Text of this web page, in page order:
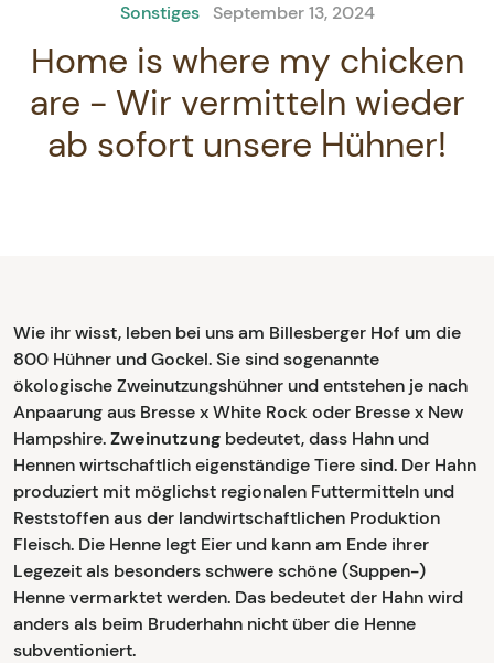
Sonstiges September 13, 2024
Home is where my chicken
are - Wir vermitteln wieder
ab sofort unsere Hühner!
Wie ihr wisst, leben bei uns am Billesberger Hof um die
800 Hühner und Gockel. Sie sind sogenannte
ökologische Zweinutzungshühner und entstehen je nach
Anpaarung aus Bresse x White Rock oder Bresse x New
Hampshire.Zweinutzung bedeutet, dass Hahn und
Hennen wirtschaftlich eigenständige Tiere sind. Der Hahn
produziert mit möglichst regionalen Futtermitteln und
Reststoffen aus der landwirtschaftlichen Produktion
Fleisch. Die Henne legt Eier und kann am Ende ihrer
Legezeit als besonders schwere schöne (Suppen-)
Henne vermarktet werden. Das bedeutet der Hahn wird
anders als beim Bruderhahn nicht über die Henne
subventioniert.